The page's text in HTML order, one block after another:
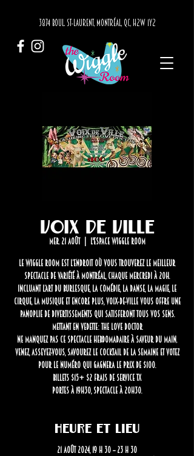
3874 BOUL. ST-LAURENT, MONTRÉAL, QC, H2W 1Y2
Voix de Ville
mer. 21 août
  |
L'Espace Wiggle Room
Le Wiggle Room est l’endroit où vous trouverez LE meilleur
spectacle de variété à Montréal, chaque mercredi à 20h.
Incluant l’art du burlesque, la comédie, la danse, la magie, le
cirque, la musique et encore plus, Voix-de-Ville vous offre une
panoplie de divertissements qui satisferont tous vos sens.
Mettant en vedette: The Love Doctor
Ne manquez pas ce spectacle hebdomadaire à saveur du Main.
Venez, asseyez-vous, savourez le cocktail de la semaine et votez
pour le numéro qui gagnera le prix de $100.
Billets $15+ $2 frais de service tx
Portes à 19h30, spectacle à 20h30.
Heure et lieu
21 août 2024, 19 h 30 – 23 h 30